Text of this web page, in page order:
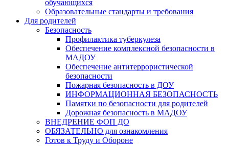
обучающихся
Образовательные стандарты и требования
Для родителей
Безопасность
Профилактика туберкулеза
Обеспечение комплексной безопасности в
МАДОУ
Обеспечение антитеррористической
безопасности
Пожарная безопасность в ДОУ
ИНФОРМАЦИОННАЯ БЕЗОПАСНОСТЬ
Памятки по безопасности для родителей
Дорожная безопасность в МАДОУ
ВНЕДРЕНИЕ ФОП ДО
ОБЯЗАТЕЛЬНО для ознакомления
Готов к Труду и Обороне